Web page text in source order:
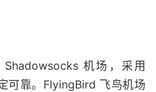
机场，采用
可靠。FlyingBird 飞鸟机场